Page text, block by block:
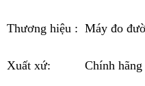
Thương hiệu : Máy đo
Xuất xứ: Chính hãng